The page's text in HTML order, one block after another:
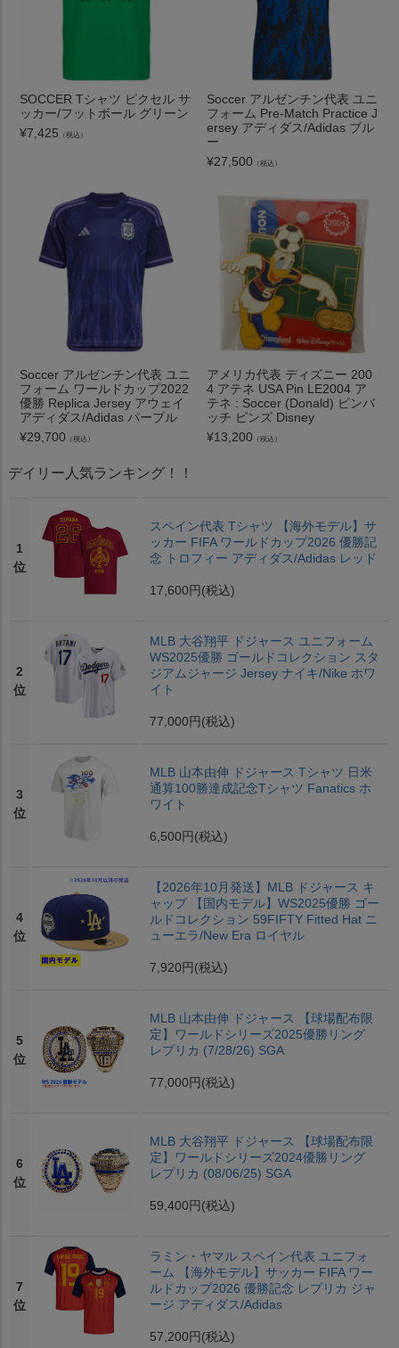
SOCCER Tシャツ ピクセル サ
ッカー/フットボール グリーン
¥7,425 （税込）
Soccer アルゼンチン代表 ユニ
フォーム Pre-Match Practice J
ersey アディダス/Adidas ブル
ー
¥27,500 （税込）
Soccer アルゼンチン代表 ユニ
フォーム ワールドカップ2022
優勝 Replica Jersey アウェイ
アディダス/Adidas パープル
¥29,700 （税込）
アメリカ代表 ディズニー 200
4 アテネ USA Pin LE2004 ア
テネ : Soccer (Donald) ピンバ
ッチ ピンズ Disney
¥13,200 （税込）
デイリー人気ランキング！！
1
位
スペイン代表 Tシャツ 【海外モデル】サ
ッカー FIFA ワールドカップ2026 優勝記
念 トロフィー アディダス/Adidas レッド
17,600円 (税込)
2
位
MLB 大谷翔平 ドジャース ユニフォーム
WS2025優勝 ゴールドコレクション スタ
ジアムジャージ Jersey ナイキ/Nike ホワ
イト
77,000円 (税込)
3
位
MLB 山本由伸 ドジャース Tシャツ 日米
通算100勝達成記念Tシャツ Fanatics ホ
ワイト
6,500円 (税込)
4
位
【2026年10月発送】MLB ドジャース キ
ャップ 【国内モデル】WS2025優勝 ゴー
ルドコレクション 59FIFTY Fitted Hat ニ
ューエラ/New Era ロイヤル
7,920円 (税込)
5
位
MLB 山本由伸 ドジャース 【球場配布限
定】ワールドシリーズ2025優勝リング
レプリカ (7/28/26) SGA
77,000円 (税込)
6
位
MLB 大谷翔平 ドジャース 【球場配布限
定】ワールドシリーズ2024優勝リング
レプリカ (08/06/25) SGA
59,400円 (税込)
7
位
ラミン・ヤマル スペイン代表 ユニフォ
ーム 【海外モデル】サッカー FIFA ワー
ルドカップ2026 優勝記念 レプリカ ジャ
ージ アディダス/Adidas
57,200円 (税込)